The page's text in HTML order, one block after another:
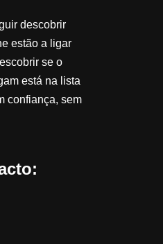
descobrir
estão a ligar
se o
está na lista
confiança, sem